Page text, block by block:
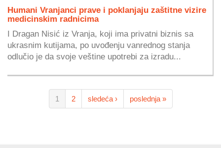
Humani Vranjanci prave i poklanjaju zaštitne vizire
medicinskim radnicima
I Dragan Nisić iz Vranja, koji ima privatni biznis sa
ukrasnim kutijama, po uvođenju vanrednog stanja
odlučio je da svoje veštine upotrebi za izradu...
1 2 sledeća › poslednja »